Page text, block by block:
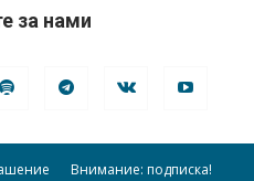
за нами
Внимание: подписка!